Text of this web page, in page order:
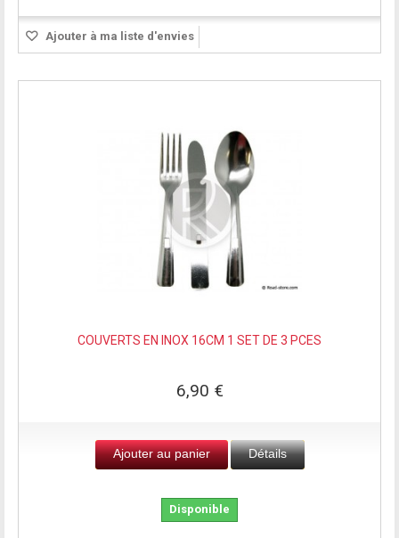
Ajouter à ma liste d'envies
COUVERTS EN INOX 16CM 1 SET DE 3 PCES
6,90 €
Ajouter au panier Détails
Disponible